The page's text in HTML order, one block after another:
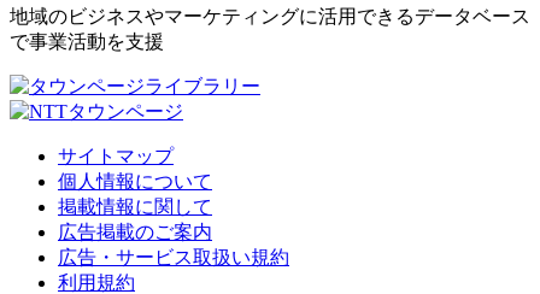
地域のビジネスやマーケティングに活用できるデータベース
で事業活動を支援
サイトマップ
個人情報について
掲載情報に関して
広告掲載のご案内
広告・サービス取扱い規約
利用規約